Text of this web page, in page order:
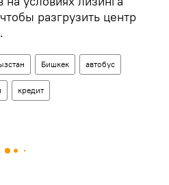
разгрузить центр
Бишкек автобус
кредит